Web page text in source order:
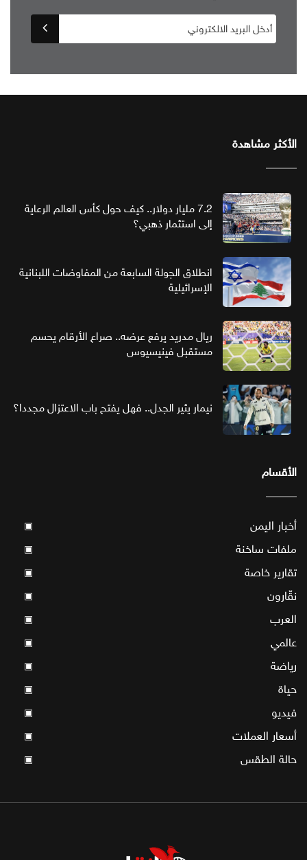
الأكثر مشاهدة
7.2 مليار دولار.. كيف حول كأس العالم الرعاية
إلى استثمار ذهبي؟
انطلاق الجولة السابعة من المفاوضات اللبنانية
الإسرائيلية
ريال مدريد يرفع عرضه.. صراع الأرقام يحسم
مستقبل فينيسيوس
نيمار يثير الجدل.. فهل يفتح باب الاعتزال مجددا؟
الأقسام
أخبار اليمن ▣
ملفات ساخنة ▣
تقارير خاصة ▣
نقّارون ▣
العرب ▣
عالمي ▣
رياضة ▣
حياة ▣
فيديو ▣
أسعار العملات ▣
حالة الطقس ▣